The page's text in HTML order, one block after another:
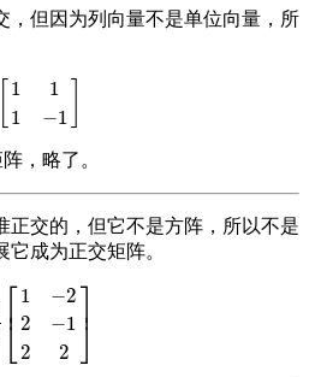
，但因为列向量不是单位向量，所
1
1
1
−1
，略了。
正交的，但它不是方阵，所以不是
成为正交矩阵。
⎡
⎣
⎢ 1
2
2
−2
−1
2
⎤
⎦⎥
[1 − −12 2